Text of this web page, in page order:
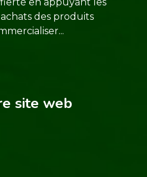
des produits
site web